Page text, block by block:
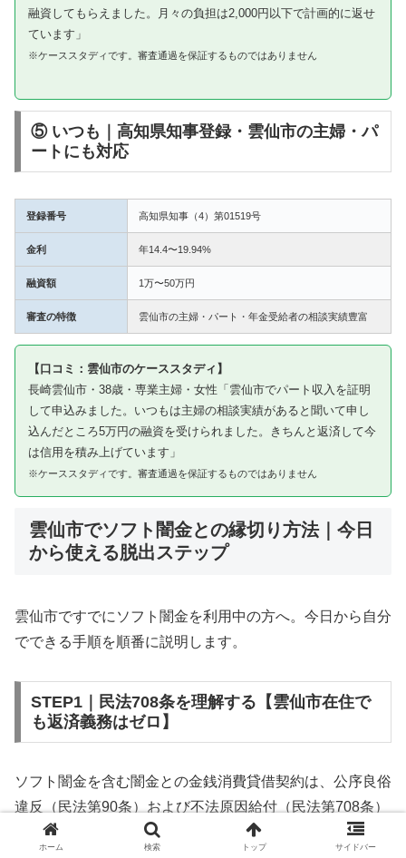
融資してもらえました。月々の負担は2,000円以下で計画的に返せ
ています」
※ケーススタディです。審査通過を保証するものではありません
⑤ いつも｜高知県知事登録・雲仙市の主婦・パ
ートにも対応
登録番号 高知県知事（4）第01519号
金利 年14.4〜19.94%
融資額 1万〜50万円
審査の特徴 雲仙市の主婦・パート・年金受給者の相談実績豊富
【口コミ：雲仙市のケーススタディ】
長崎雲仙市・38歳・専業主婦・女性「雲仙市でパート収入を証明
して申込みました。いつもは主婦の相談実績があると聞いて申し
込んだところ5万円の融資を受けられました。きちんと返済して今
は信用を積み上げています」
※ケーススタディです。審査通過を保証するものではありません
雲仙市でソフト闇金との縁切り方法｜今日
から使える脱出ステップ
雲仙市ですでにソフト闇金を利用中の方へ。今日から自分
でできる手順を順番に説明します。
STEP1｜民法708条を理解する【雲仙市在住で
も返済義務はゼロ】
ソフト闇金を含む闇金との金銭消費貸借契約は、公序良俗
違反（民法第90条）および不法原因給付（民法第708条）
に該当するため、法的には無効です。雲仙市在住であって
ホーム 検索 トップ サイドバー